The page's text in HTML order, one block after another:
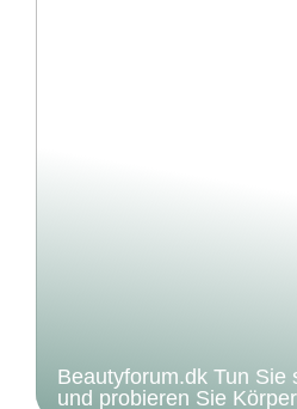
Beautyforum.dk Tun Sie
und probieren Sie